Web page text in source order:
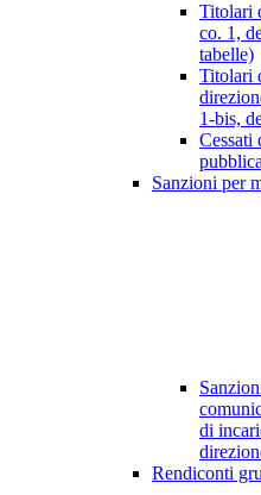
Titolari
co. 1,
tabelle)
Titolari
1-bis,
Cessati
Sanzioni per
di
Rendiconti